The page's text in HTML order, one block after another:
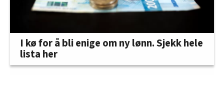
I kø for å bli enige om ny lønn. Sjekk hele
lista her